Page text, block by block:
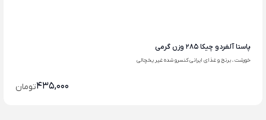
پاستا آلفردو چیکا 285 وزن گرمی
خورشت ، برنج و غذای ایرانی کنسرو شده غیر یخچالی
435,000تومان